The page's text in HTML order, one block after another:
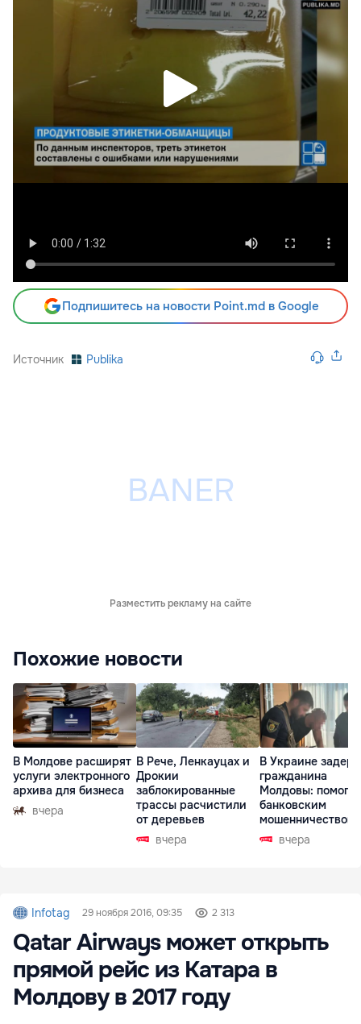
Подпишитесь на новости Point.md в Google
Источник Publika
Разместить рекламу на сайте
Похожие новости
В Молдове расширят
услуги электронного
архива для бизнеса
вчера
В Рече, Ленкауцах и
Дрокии
заблокированные
трассы расчистили
от деревьев
вчера
В Украине
гражданина
Молдовы:
банковским
мошенничеством
Чехиивчера
Infotag 29 ноября 2016, 09:35 2 313
Qatar Airways может открыть
прямой рейс из Катара в
Молдову в 2017 году